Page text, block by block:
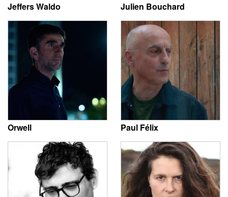
Jeffers Waldo Julien Bouchard
Orwell Paul Félix